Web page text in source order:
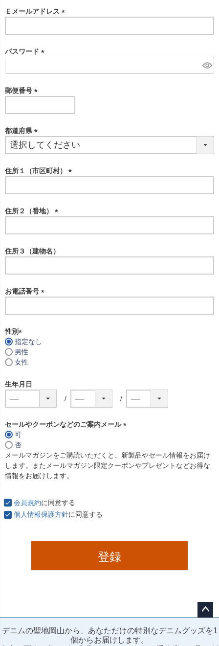
)
Ｅメールアドレス
必
パスワード
必
)
郵便番号
必
)
都道府県
必
)
住所１（市区町村）
必
住所２（番地）
必
)
住所３（建物名）
お電話番号
必
性別
(
必
須
指定なし
男性
女性
生年月日
セールやクーポンなどのご案内メール
須
)
可
否
メールマガジンをご購読いただくと、新製品やセール情報をお届け
します。またメールマガジン限定クーポンやプレゼントなどお得な
情報をお届けします。
会員規約に同意する
個人情報保護方針に同意する
登録
ジト
ップ
デニムの聖地岡山から、あなただけの特別なデニムグッズを1
個からお届けします。